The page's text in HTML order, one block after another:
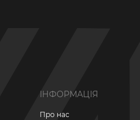
ІНФОРМАЦІЯ
Про нас